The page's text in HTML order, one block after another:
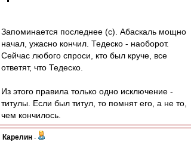
Запоминается последнее (с). Абаскаль мощно
начал, ужасно кончил. Тедеско - наоборот.
Сейчас любого спроси, кто был круче, все
ответят, что Тедеско.
Из этого правила только одно исключение -
титулы. Если был титул, то помнят его, а не то,
чем кончилось.
Карелин -